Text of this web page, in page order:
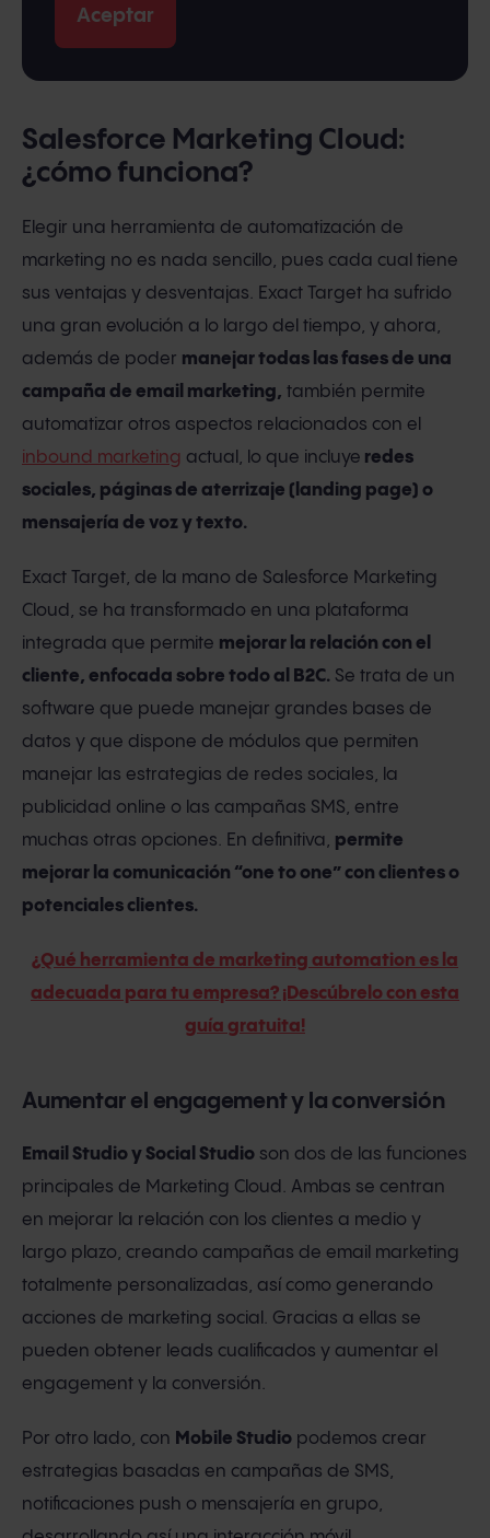
Salesforce Marketing Cloud:
¿cómo funciona?
Elegir una herramienta de automatización de
marketing no es nada sencillo, pues cada cual tiene
sus ventajas y desventajas. Exact Target ha sufrido
una gran evolución a lo largo del tiempo, y ahora,
además de poder manejar todas las fases de una
campaña de email marketing, también permite
automatizar otros aspectos relacionados con el
inbound marketing actual, lo que incluye redes
sociales, páginas de aterrizaje (landing page) o
mensajería de voz y texto.
Exact Target, de la mano de Salesforce Marketing
Cloud, se ha transformado en una plataforma
integrada que permite mejorar la relación con el
cliente, enfocada sobre todo al B2C. Se trata de un
software que puede manejar grandes bases de
datos y que dispone de módulos que permiten
manejar las estrategias de redes sociales, la
publicidad online o las campañas SMS, entre
muchas otras opciones. En definitiva, permite
mejorar la comunicación “one to one” con clientes o
potenciales clientes.
¿Qué herramienta de marketing automation es la
adecuada para tu empresa? ¡Descúbrelo con esta
guía gratuita!
Aumentar el engagement y la conversión
Email Studio y Social Studio son dos de las funciones
principales de Marketing Cloud. Ambas se centran
en mejorar la relación con los clientes a medio y
largo plazo, creando campañas de email marketing
totalmente personalizadas, así como generando
acciones de marketing social. Gracias a ellas se
pueden obtener leads cualificados y aumentar el
engagement y la conversión.
Por otro lado, con Mobile Studio podemos crear
estrategias basadas en campañas de SMS,
notificaciones push o mensajería en grupo,